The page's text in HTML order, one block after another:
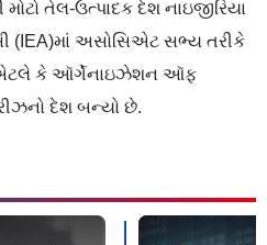
તેલ-ઉત્પાદક દેશ નાઇજીરિયા
અસોસિએટ સભ્ય તરીકે
એટલે કે ઑર્ગેનાઇઝેશન ઑફ
દેશ બન્યો છે.